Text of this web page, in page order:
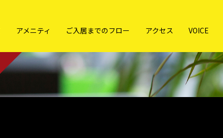
アメニティ ご入居までのフロー アクセス VOICE